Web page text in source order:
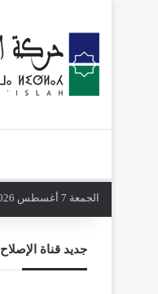
الجمعة 7 أغسطس 2026
جديد قناة الإصلاح